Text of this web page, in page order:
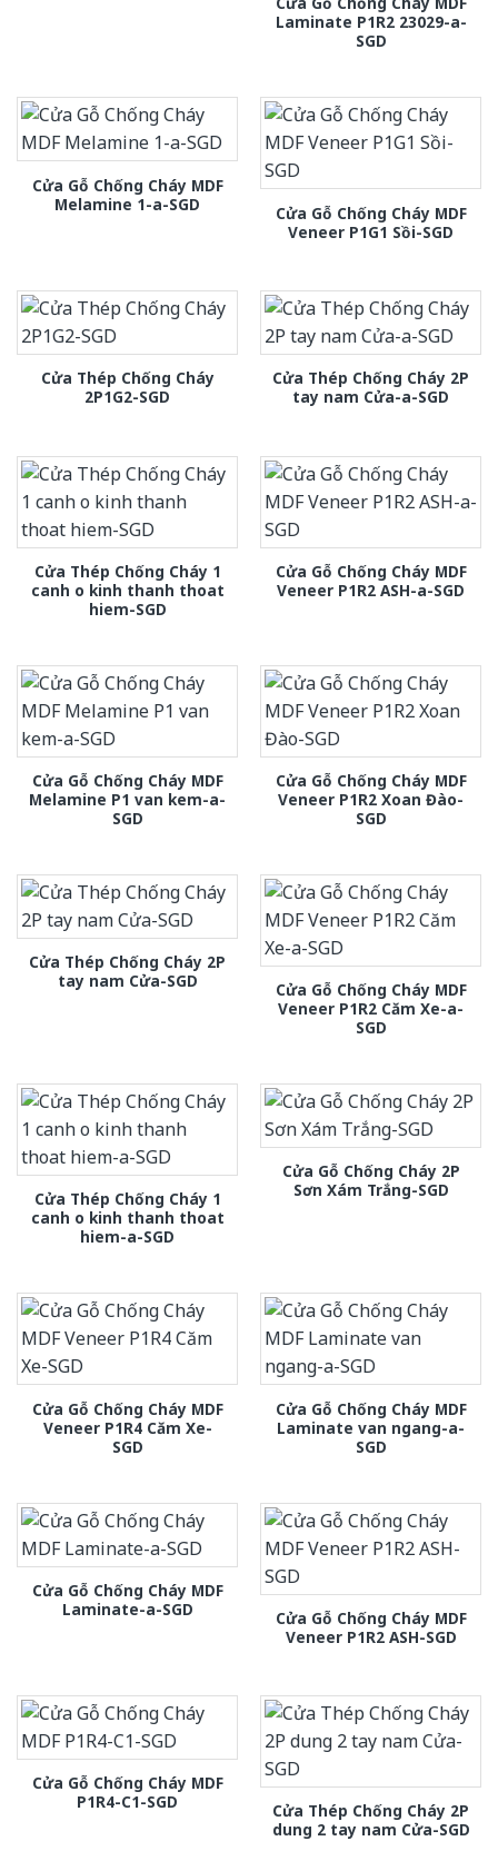
Laminate P1R2 23029-a-
SGD
Cửa Gỗ Chống Cháy MDF
Melamine 1-a-SGD
Cửa Gỗ Chống Cháy MDF
Veneer P1G1 Sồi-SGD
Cửa Thép Chống Cháy
2P1G2-SGD
Cửa Thép Chống Cháy 2P
tay nam Cửa-a-SGD
Cửa Thép Chống Cháy 1
canh o kinh thanh thoat
hiem-SGD
Cửa Gỗ Chống Cháy MDF
Veneer P1R2 ASH-a-SGD
Cửa Gỗ Chống Cháy MDF
Melamine P1 van kem-a-
SGD
Cửa Gỗ Chống Cháy MDF
Veneer P1R2 Xoan Đào-
SGD
Cửa Thép Chống Cháy 2P
tay nam Cửa-SGD
Cửa Gỗ Chống Cháy MDF
Veneer P1R2 Căm Xe-a-
SGD
Cửa Thép Chống Cháy 1
canh o kinh thanh thoat
hiem-a-SGD
Cửa Gỗ Chống Cháy 2P
Sơn Xám Trắng-SGD
Cửa Gỗ Chống Cháy MDF
Veneer P1R4 Căm Xe-
SGD
Cửa Gỗ Chống Cháy MDF
Laminate van ngang-a-
SGD
Cửa Gỗ Chống Cháy MDF
Laminate-a-SGD
Cửa Gỗ Chống Cháy MDF
Veneer P1R2 ASH-SGD
Cửa Gỗ Chống Cháy MDF
P1R4-C1-SGD
Cửa Thép Chống Cháy 2P
dung 2 tay nam Cửa-SGD